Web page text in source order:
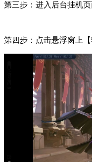
第三步：进入后台挂机
第四步：点击悬浮窗上